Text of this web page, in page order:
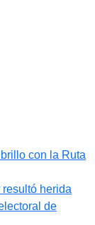
con la Ruta
resultó herida
de